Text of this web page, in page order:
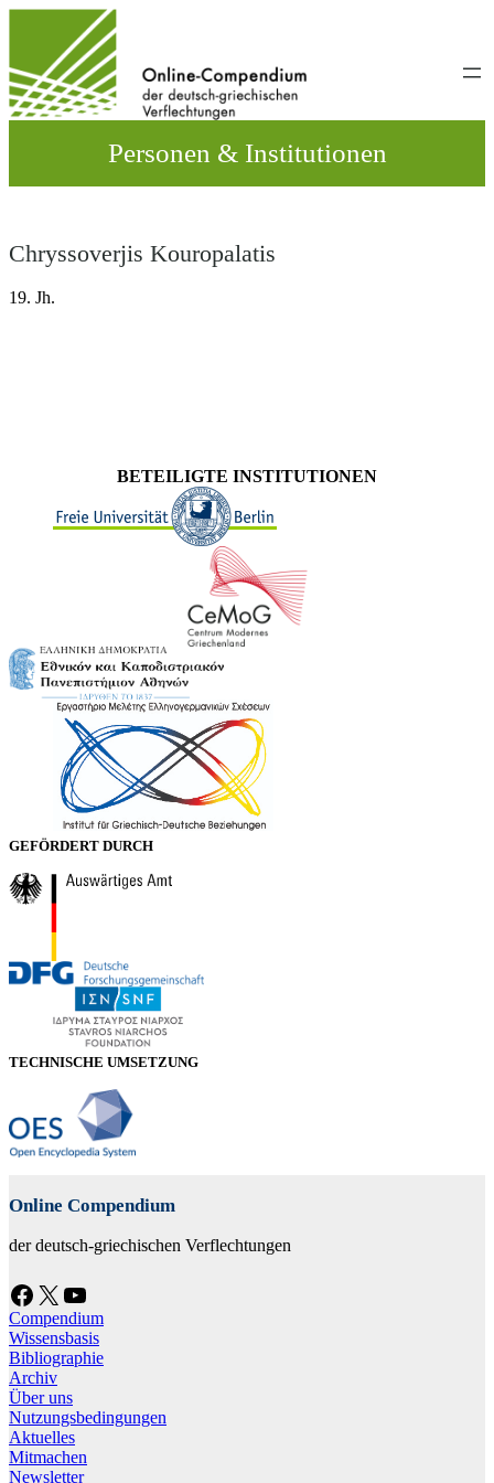
wechseln
Personen & Institutionen
Chryssoverjis Kouropalatis
19. Jh.
BETEILIGTE INSTITUTIONEN
GEFÖRDERT DURCH
TECHNISCHE UMSETZUNG
Online Compendium
der deutsch-griechischen Verflechtungen
Facebook X YouTube
Compendium
Wissensbasis
Bibliographie
Archiv
Über uns
Nutzungsbedingungen
Aktuelles
Mitmachen
Newsletter